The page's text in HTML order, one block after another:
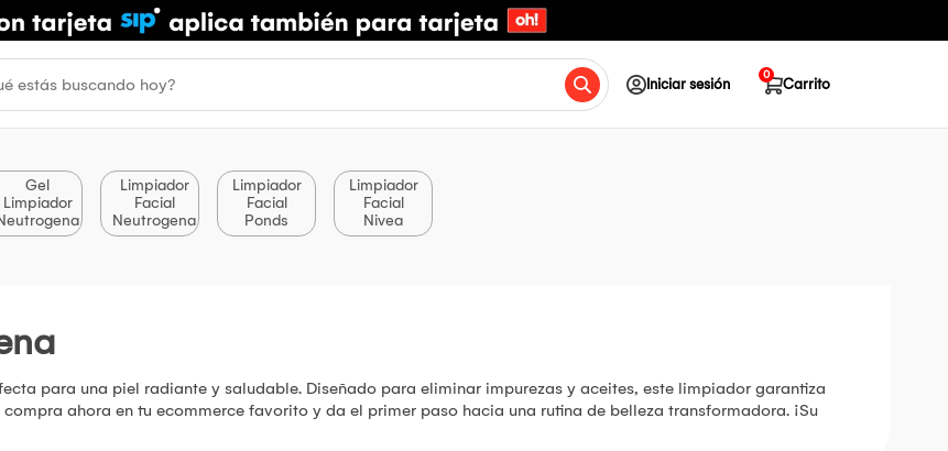
Iniciar sesión Carrito
0
Gel
Limpiador
Limpiador
Facial
Neutrogena
Limpiador
Facial
Ponds
Limpiador
Facial
Nivea
para una piel radiante y saludable. Diseñado para eliminar impurezas y aceites, este limpiador garantiza
ahora en tu ecommerce favorito y da el primer paso hacia una rutina de belleza transformadora. ¡Su